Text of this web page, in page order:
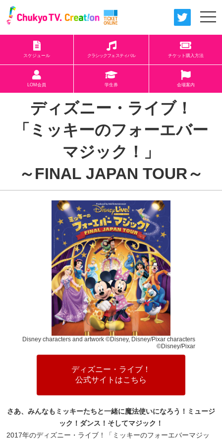
スケジュール クラシックフェスティバル チケット購入方法
LOM会員 学生券 会場案内
ディズニー・ライブ！
「ミッキーのフォーエバー
マジック！」
～FINAL JAPAN TOUR～
Disney characters and artwork ©Disney, Disney/Pixar characters
©Disney/Pixar
ディズニー・ライブ！
公式サイトはこちら
さあ、みんなもミッキーたちと一緒に魔法使いになろう！ミュージ
ック！ダンス！そしてマジック！
2017年のディズニー・ライブ！「ミッキーのフォーエバーマジッ